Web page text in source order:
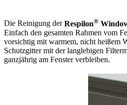
Die Reinigung derRespilon®
Einfach den gesamten Rahmen vom
vorsichtig mit warmem, nicht heißem
Schutzgitter mit der langlebigen
ganzjährig am Fenster verbleiben.